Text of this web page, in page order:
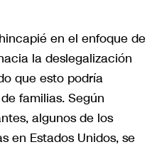
en el enfoque de
la deslegalización
que esto podría
familias. Según
algunos de los
en Estados Unidos, se